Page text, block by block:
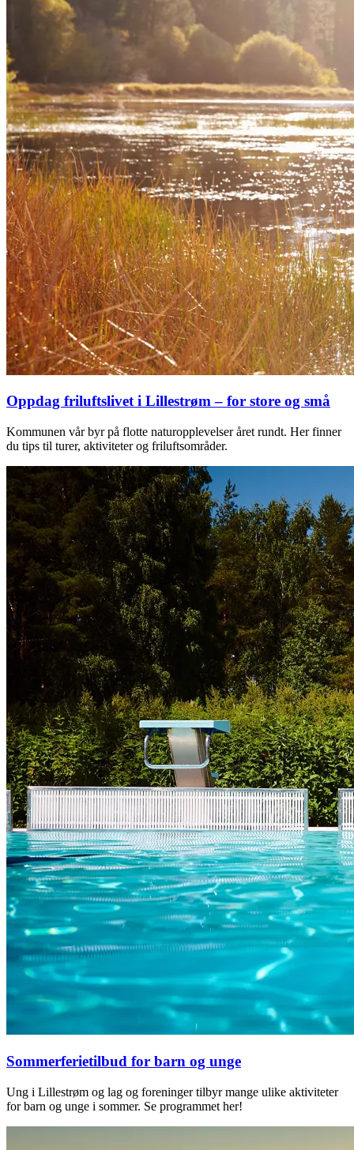
Oppdag friluftslivet i Lillestrøm – for store og små
Kommunen vår byr på flotte naturopplevelser året rundt. Her finner
du tips til turer, aktiviteter og friluftsområder.
Sommerferietilbud for barn og unge
Ung i Lillestrøm og lag og foreninger tilbyr mange ulike aktiviteter
for barn og unge i sommer. Se programmet her!